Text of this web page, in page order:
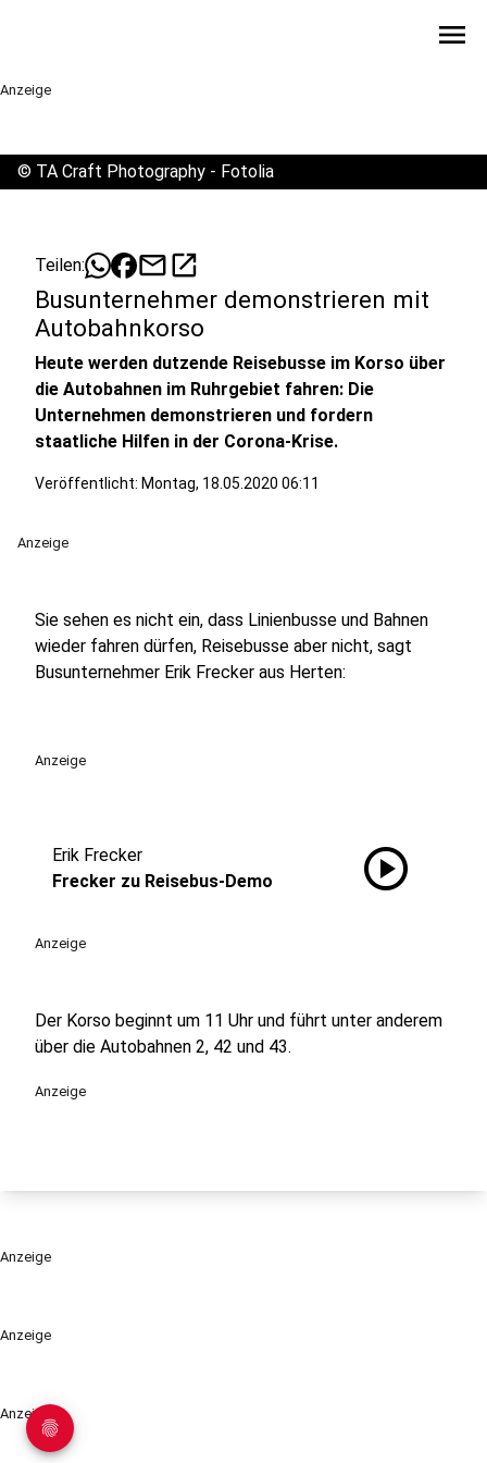
menu
Anzeige
Anzeige
Anzeige
© TA Craft Photography - Fotolia
Teilen: mailopen_in_new
Busunternehmer demonstrieren mit
Autobahnkorso
Heute werden dutzende Reisebusse im Korso über
die Autobahnen im Ruhrgebiet fahren: Die
Unternehmen demonstrieren und fordern
staatliche Hilfen in der Corona-Krise.
Veröffentlicht: Montag, 18.05.2020 06:11
Anzeige
Sie sehen es nicht ein, dass Linienbusse und Bahnen
wieder fahren dürfen, Reisebusse aber nicht, sagt
Busunternehmer Erik Frecker aus Herten:
Anzeige
Erik Frecker
Frecker zu Reisebus-Demo
play_circle
Anzeige
Der Korso beginnt um 11 Uhr und führt unter anderem
über die Autobahnen 2, 42 und 43.
Anzeige
Anzeige